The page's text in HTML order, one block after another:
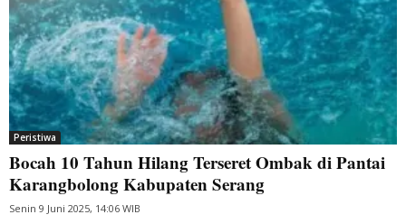
Peristiwa
Bocah 10 Tahun Hilang Terseret Ombak di Pantai
Karangbolong Kabupaten Serang
Senin 9 Juni 2025, 14:06 WIB